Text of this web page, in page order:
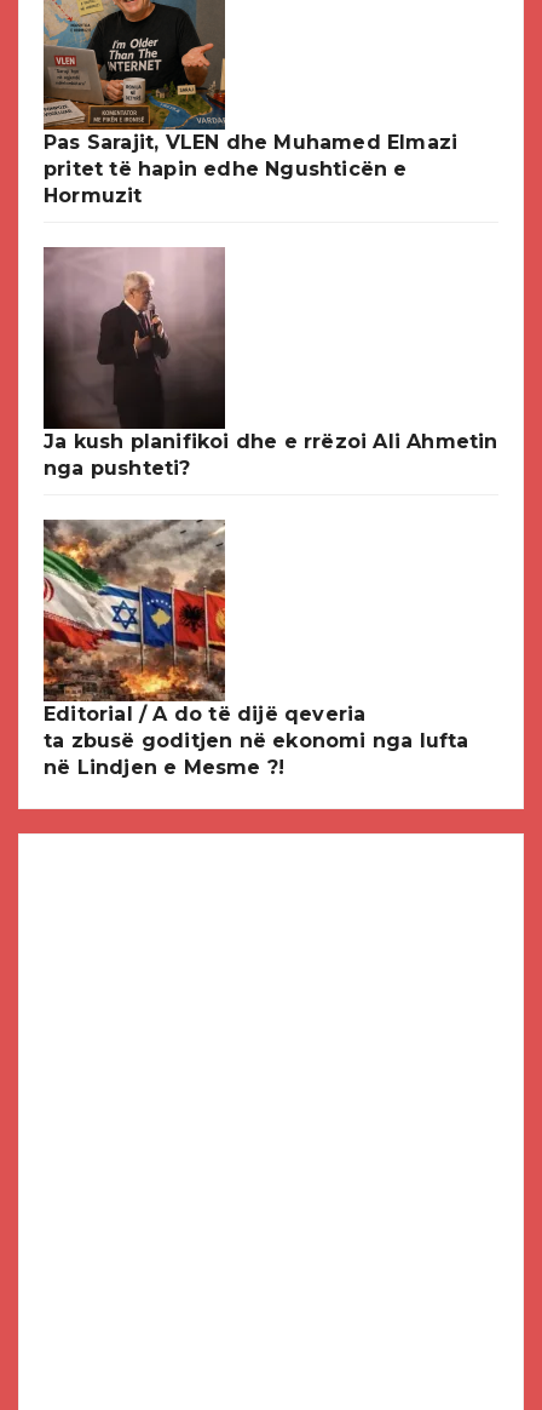
Pas Sarajit, VLEN dhe Muhamed Elmazi
pritet të hapin edhe Ngushticën e
Hormuzit
Ja kush planifikoi dhe e rrëzoi Ali Ahmetin
nga pushteti?
Editorial / A do të dijë qeveria
ta zbusë goditjen në ekonomi nga lufta
në Lindjen e Mesme ?!